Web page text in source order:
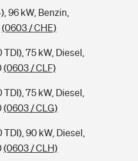
96 kW, Benzin,
(0603 / CHE)
TDI), 75 kW, Diesel,
(0603 / CLF)
TDI), 75 kW, Diesel,
(0603 / CLG)
TDI), 90 kW, Diesel,
(0603 / CLH)